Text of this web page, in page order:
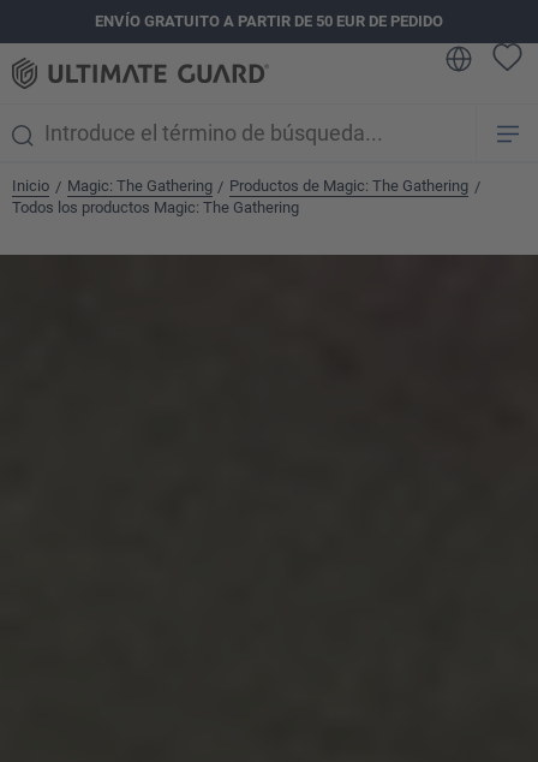
principalENVÍO GRATUITO A PARTIR DE 50 EUR DE PEDIDO
Inicio / Magic: The Gathering / Productos de Magic: The Gathering /
Todos los productos Magic: The Gathering